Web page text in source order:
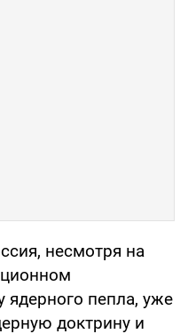
несмотря на
ядерного пепла, уже
доктрину и